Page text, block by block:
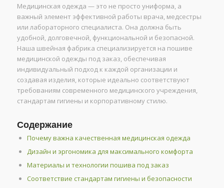
Медицинская одежда — это не просто униформа, а
важный элемент эффективной работы врача, медсестры
или лабораторного специалиста. Она должна быть
удобной, долговечной, функциональной и безопасной.
Наша швейная фабрика специализируется на пошиве
медицинской одежды под заказ, обеспечивая
индивидуальный подход к каждой организации и
создавая изделия, которые идеально соответствуют
требованиям современного медицинского учреждения,
стандартам гигиены и корпоративному стилю.
Содержание
Почему важна качественная медицинская одежда
Дизайн и эргономика для максимального комфорта
Материалы и технологии пошива под заказ
Соответствие стандартам гигиены и безопасности